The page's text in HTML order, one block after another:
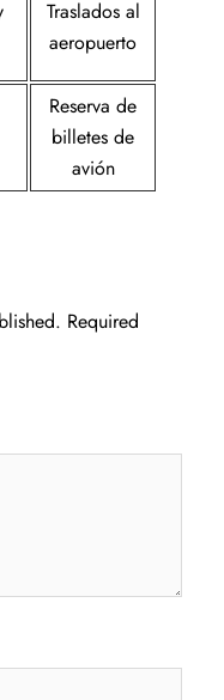
Traslados al
aeropuerto
Reserva de
billetes de
avión
Required